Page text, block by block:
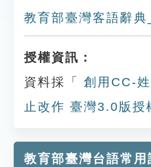
教育部臺灣客語辭典
授權資訊：
資料採「
創用CC-
止改作 臺灣3.0版授
教育部臺灣台語常用